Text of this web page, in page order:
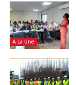
A La Une